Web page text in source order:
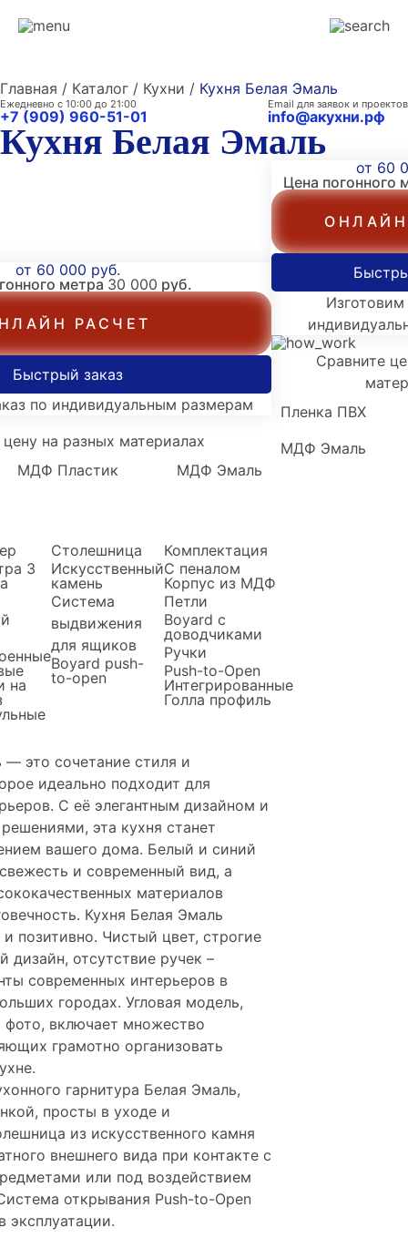
Главная / Каталог / Кухни / Кухня Белая Эмаль
Ежедневно с 10:00 до 21:00
+7 (909) 960-51-01
Email для заявок и проектов
info@акухни.рф
Кухня Белая Эмаль
от 60 000 руб.
метра 30 000 руб.
РАСЧЕТ
Быстрый заказ
по индивидуальным размерам
на разных материалах
МДФ Пластик
МДФ Эмаль
3
на
Столешница
Искусственный
камень
Система
выдвижения
для ящиков
Boyard push-
to-open
Комплектация
С пеналом
Корпус из МДФ
Петли
Boyard c
доводчиками
Ручки
Push-to-Open
Интегрированные
Голла профиль
— это сочетание стиля и
идеально подходит для
С её элегантным дизайном и
эта кухня станет
вашего дома. Белый и синий
и современный вид, а
материалов
Кухня Белая Эмаль
позитивно. Чистый цвет, строгие
отсутствие ручек –
современных интерьеров в
городах. Угловая модель,
фото, включает множество
грамотно организовать
гарнитура Белая Эмаль,
просты в уходе и
из искусственного камня
внешнего вида при контакте с
или под воздействием
открывания Push-to-Open
эксплуатации.
от 60
Цена погонного
Изготовим
Сравните
Пленка ПВХ
МДФ Эмаль